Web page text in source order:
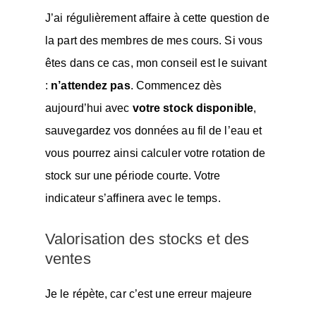
J’ai régulièrement affaire à cette question de
la part des membres de mes cours. Si vous
êtes dans ce cas, mon conseil est le suivant
: n’attendez pas. Commencez dès
aujourd’hui avec votre stock disponible,
sauvegardez vos données au fil de l’eau et
vous pourrez ainsi calculer votre rotation de
stock sur une période courte. Votre
indicateur s’affinera avec le temps.
Valorisation des stocks et des
ventes
Je le répète, car c’est une erreur majeure